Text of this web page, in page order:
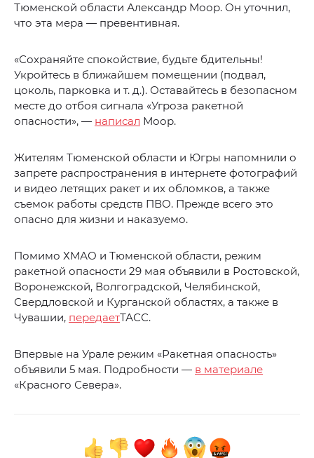
Тюменской области Александр Моор. Он уточнил,
что эта мера — превентивная.
«Сохраняйте спокойствие, будьте бдительны!
Укройтесь в ближайшем помещении (подвал,
цоколь, парковка и т. д.). Оставайтесь в безопасном
месте до отбоя сигнала «Угроза ракетной
опасности», — написал Моор.
Жителям Тюменской области и Югры напомнили о
запрете распространения в интернете фотографий
и видео летящих ракет и их обломков, а также
съемок работы средств ПВО. Прежде всего это
опасно для жизни и наказуемо.
Помимо ХМАО и Тюменской области, режим
ракетной опасности 29 мая объявили в Ростовской,
Воронежской, Волгоградской, Челябинской,
Свердловской и Курганской областях, а также в
Чувашии, передаетТАСС.
Впервые на Урале режим «Ракетная опасность»
объявили 5 мая. Подробности — в материале
«Красного Севера».